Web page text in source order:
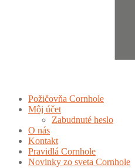
Požičovňa Cornhole
Môj účet
Zabudnuté heslo
O nás
Kontakt
Pravidlá Cornhole
Novinky zo sveta Cornhole